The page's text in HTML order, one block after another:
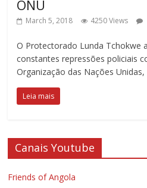
ONU
March 5, 2018 4250 Views
O Protectorado Lunda Tchokwe
constantes repressões policiais
Organização das Nações Unidas,
Leia mais
Canais Youtube
Friends of Angola